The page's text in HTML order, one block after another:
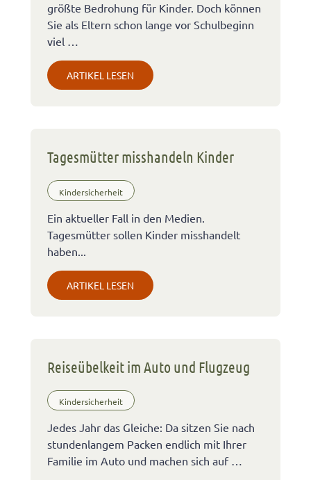
größte Bedrohung für Kinder. Doch können
Sie als Eltern schon lange vor Schulbeginn
viel …
ARTIKEL LESEN
Tagesmütter misshandeln Kinder
Kindersicherheit
Ein aktueller Fall in den Medien.
Tagesmütter sollen Kinder misshandelt
haben...
ARTIKEL LESEN
Reiseübelkeit im Auto und Flugzeug
Kindersicherheit
Jedes Jahr das Gleiche: Da sitzen Sie nach
stundenlangem Packen endlich mit Ihrer
Familie im Auto und machen sich auf …